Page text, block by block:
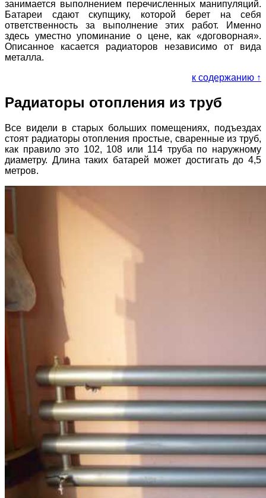
занимается выполнением перечисленных манипуляций.
Батареи сдают скупщику, которой берет на себя
ответственность за выполнение этих работ. Именно
здесь уместно упоминание о цене, как «договорная».
Описанное касается радиаторов независимо от вида
металла.
к содержанию ↑
Радиаторы отопления из труб
Все видели в старых больших помещениях, подъездах
стоят радиаторы отопления простые, сваренные из труб,
как правило это 102, 108 или 114 труба по наружному
диаметру. Длина таких батарей может достигать до 4,5
метров.